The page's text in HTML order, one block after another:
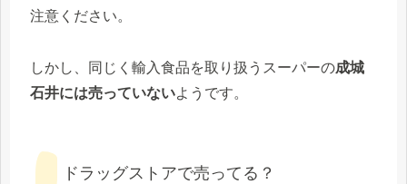
注意ください。
しかし、同じく輸入食品を取り扱うスーパーの成城
石井には売っていないようです。
ドラッグストアで売ってる？